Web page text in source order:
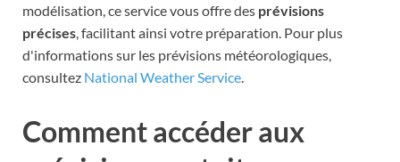
modélisation, ce service vous offre des prévisions
précises , facilitant ainsi votre préparation. Pour plus
d'informations sur les prévisions météorologiques,
consultez National Weather Service
Comment accéder aux